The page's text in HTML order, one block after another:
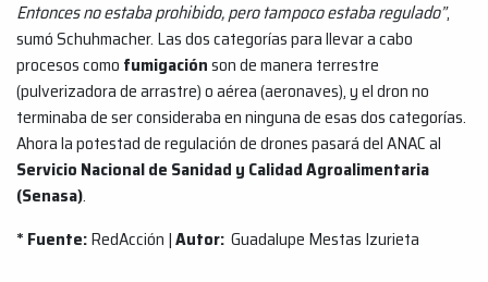
Entonces no estaba prohibido, pero tampoco estaba regulado”,
sumó Schuhmacher. Las dos categorías para llevar a cabo
procesos como fumigaciónson de manera terrestre
(pulverizadora de arrastre) o aérea (aeronaves), y el dron no
terminaba de ser consideraba en ninguna de esas dos categorías.
Ahora la potestad de regulación de drones pasará del ANAC al
Servicio Nacional de Sanidad y Calidad Agroalimentaria
(Senasa).
* Fuente:RedAcción |Autor: Guadalupe Mestas Izurieta